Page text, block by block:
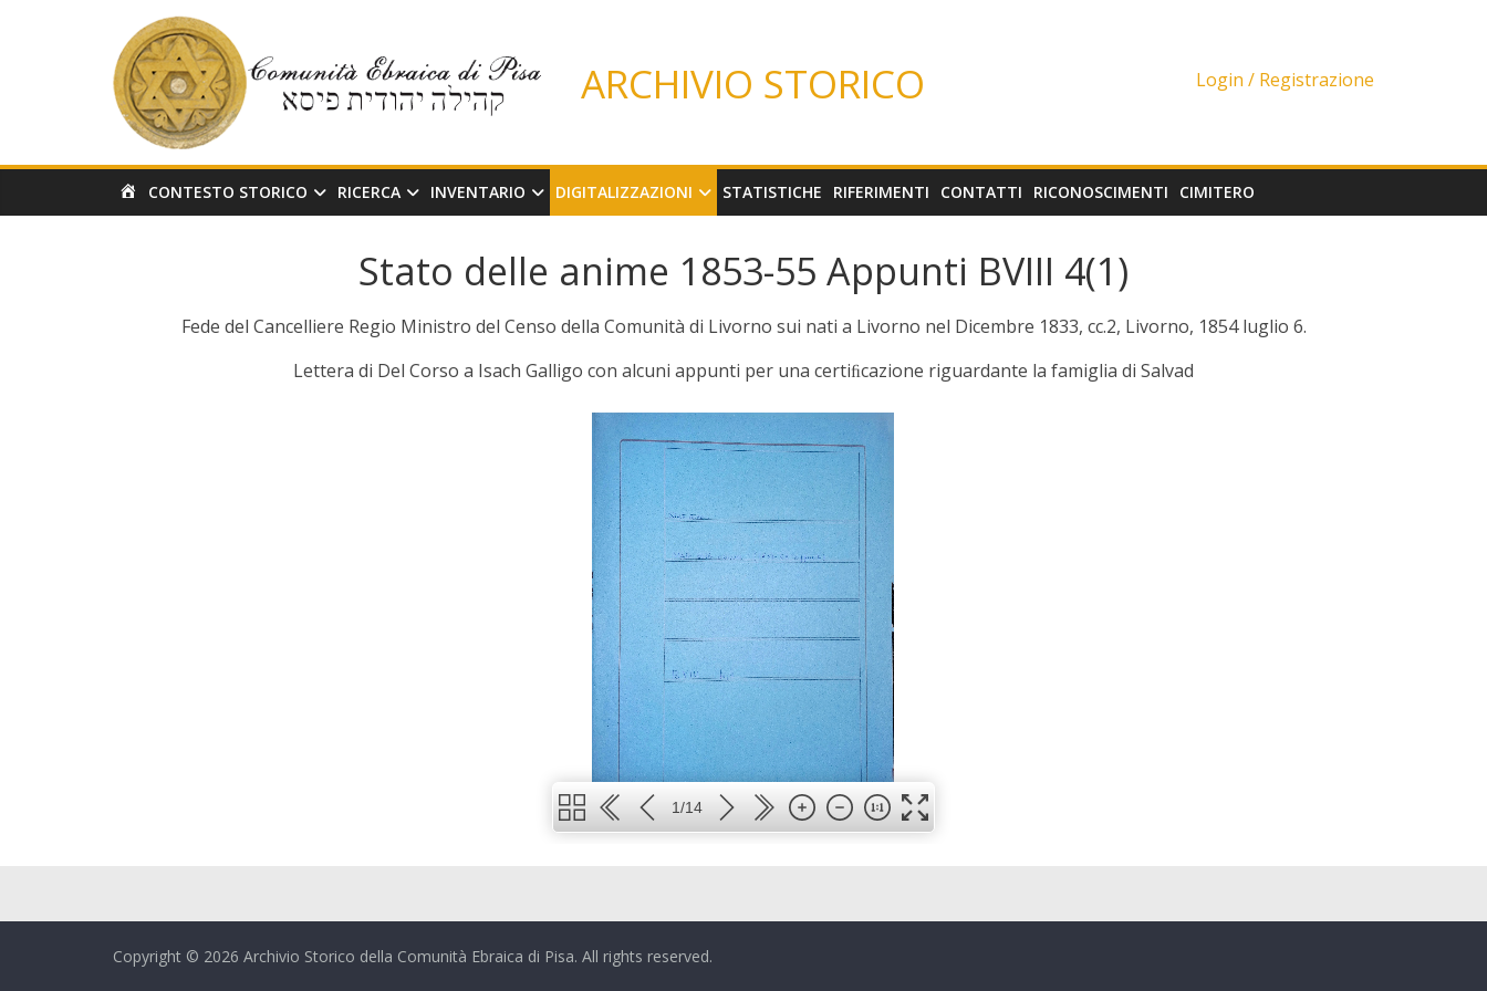
ARCHIVIO STORICO Login / Registrazione
O
CONTESTO STORICO RICERCA INVENTARIO DIGITALIZZAZIONI STATISTICHE RIFERIMENTI CONTATTI RICONOSCIMENTI CIMITERO
Stato delle anime 1853-55 Appunti BVIII 4(1)
Fede del Cancelliere Regio Ministro del Censo della Comunità di Livorno sui nati a Livorno nel Dicembre 1833, cc.2, Livorno, 1854 luglio 6.
Lettera di Del Corso a Isach Galligo con alcuni appunti per una certiﬁcazione riguardante la famiglia di Salvad
1/14
Copyright © 2026 Archivio Storico della Comunità Ebraica di Pisa. All rights reserved.